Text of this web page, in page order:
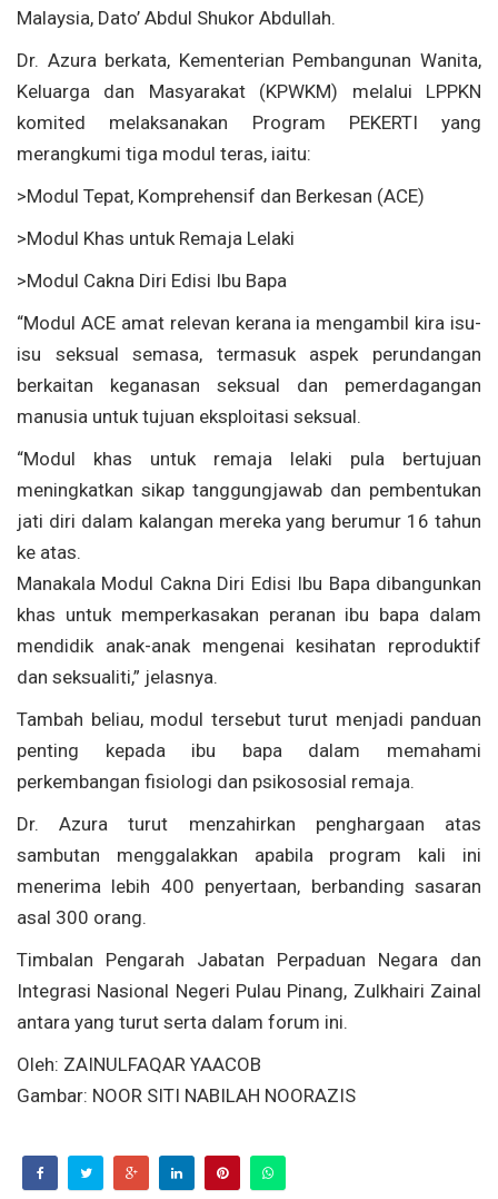
Malaysia, Dato’ Abdul Shukor Abdullah.
Dr. Azura berkata, Kementerian Pembangunan Wanita,
Keluarga dan Masyarakat (KPWKM) melalui LPPKN
komited melaksanakan Program PEKERTI yang
merangkumi tiga modul teras, iaitu:
>Modul Tepat, Komprehensif dan Berkesan (ACE)
>Modul Khas untuk Remaja Lelaki
>Modul Cakna Diri Edisi Ibu Bapa
“Modul ACE amat relevan kerana ia mengambil kira isu-
isu seksual semasa, termasuk aspek perundangan
berkaitan keganasan seksual dan pemerdagangan
manusia untuk tujuan eksploitasi seksual.
“Modul khas untuk remaja lelaki pula bertujuan
meningkatkan sikap tanggungjawab dan pembentukan
jati diri dalam kalangan mereka yang berumur 16 tahun
ke atas.
Manakala Modul Cakna Diri Edisi Ibu Bapa dibangunkan
khas untuk memperkasakan peranan ibu bapa dalam
mendidik anak-anak mengenai kesihatan reproduktif
dan seksualiti,” jelasnya.
Tambah beliau, modul tersebut turut menjadi panduan
penting kepada ibu bapa dalam memahami
perkembangan fisiologi dan psikososial remaja.
Dr. Azura turut menzahirkan penghargaan atas
sambutan menggalakkan apabila program kali ini
menerima lebih 400 penyertaan, berbanding sasaran
asal 300 orang.
Timbalan Pengarah Jabatan Perpaduan Negara dan
Integrasi Nasional Negeri Pulau Pinang, Zulkhairi Zainal
antara yang turut serta dalam forum ini.
Oleh: ZAINULFAQAR YAACOB
Gambar: NOOR SITI NABILAH NOORAZIS